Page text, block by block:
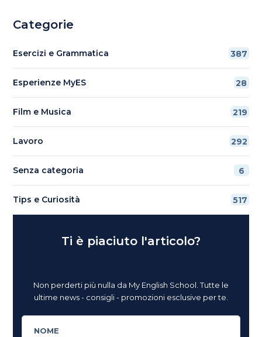
Categorie
Esercizi e Grammatica 387
Esperienze MyES 28
Film e Musica 219
Lavoro 292
Senza categoria 6
Tips e Curiosità 517
Ti è piaciuto l'articolo?
Non perderti più nulla da My English School. Tutte le
ultime news - consigli - promozioni esclusive per te.